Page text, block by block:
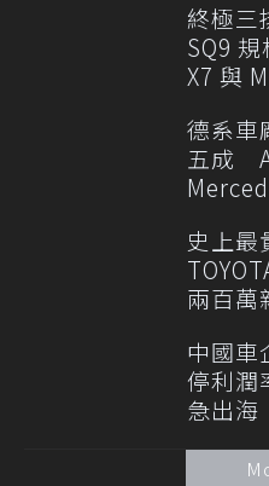
終極三
SQ9
X7 與
德系車
五成
史上最
兩百萬
中國車
停利潤
急出海